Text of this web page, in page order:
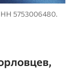
5753006480.